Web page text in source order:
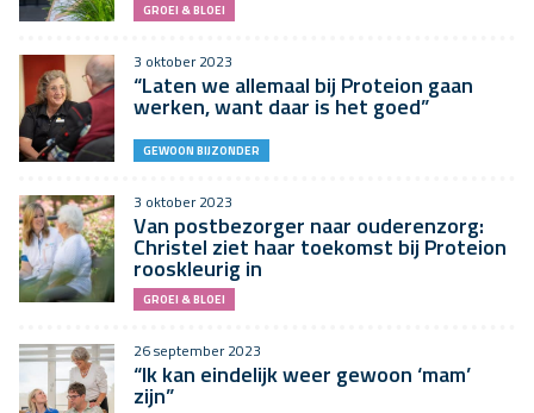
GROEI & BLOEI
3 oktober 2023
“Laten we allemaal bij Proteion gaan
werken, want daar is het goed”
GEWOON BIJZONDER
3 oktober 2023
Van postbezorger naar ouderenzorg:
Christel ziet haar toekomst bij Proteion
rooskleurig in
GROEI & BLOEI
26 september 2023
“Ik kan eindelijk weer gewoon ‘mam’
zijn”